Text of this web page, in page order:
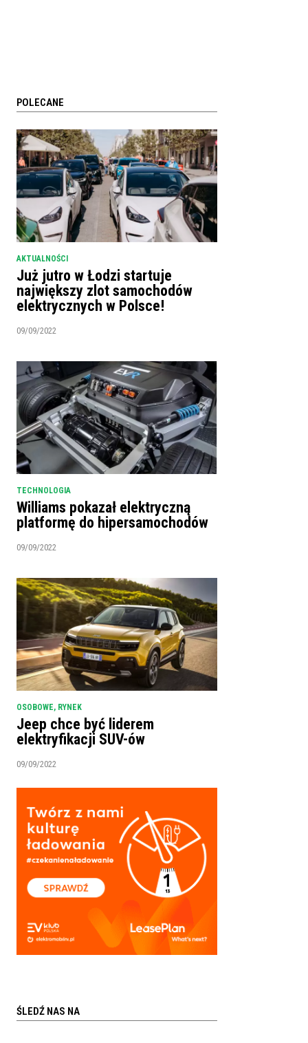
POLECANE
AKTUALNOŚCI
Już jutro w Łodzi startuje
największy zlot samochodów
elektrycznych w Polsce!
09/09/2022
TECHNOLOGIA
Williams pokazał elektryczną
platformę do hipersamochodów
09/09/2022
OSOBOWE, RYNEK
Jeep chce być liderem
elektryfikacji SUV-ów
09/09/2022
ŚLEDŹ NAS NA